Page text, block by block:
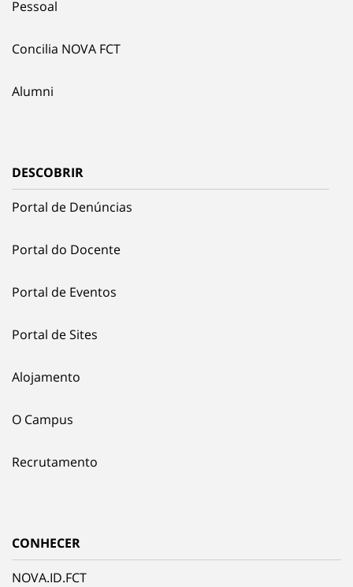
Pessoal
Concilia NOVA FCT
Alumni
DESCOBRIR
Portal de Denúncias
Portal do Docente
Portal de Eventos
Portal de Sites
Alojamento
O Campus
Recrutamento
CONHECER
NOVA.ID.FCT